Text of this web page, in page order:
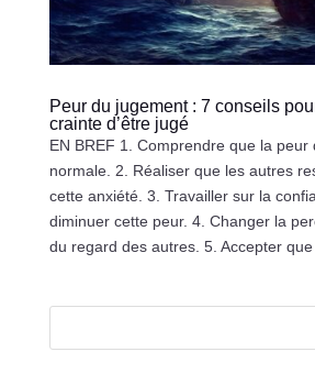
Peur du jugement : 7 conseils
crainte d’être jugé
EN BREF 1. Comprendre que la peur
normale. 2. Réaliser que les autres
cette anxiété. 3. Travailler sur la
diminuer cette peur. 4. Changer la
du regard des autres. 5. Accepter que